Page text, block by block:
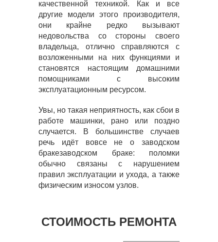
качественной техникой. Как и все
другие модели этого производителя,
они крайне редко вызывают
недовольства со стороны своего
владельца, отлично справляются с
возложенными на них функциями и
становятся настоящим домашними
помощниками с высоким
эксплуатационным ресурсом.
Увы, но такая неприятность, как сбои в
работе машинки, рано или поздно
случается. В большинстве случаев
речь идёт вовсе не о заводском
бракезаводском браке: поломки
обычно связаны с нарушением
правил эксплуатации и ухода, а также
физическим износом узлов.
СТОИМОСТЬ РЕМОНТА